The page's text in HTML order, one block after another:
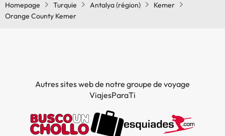
Homepage Turquie Antalya (région)
Kemer
Orange County Kemer
Autres sites web de notre groupe de voyage
ViajesParaTi